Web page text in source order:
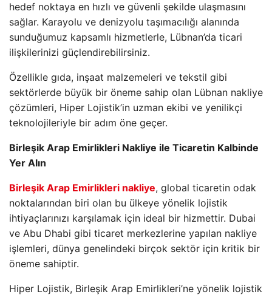
hedef noktaya en hızlı ve güvenli şekilde ulaşmasını
sağlar. Karayolu ve denizyolu taşımacılığı alanında
sunduğumuz kapsamlı hizmetlerle, Lübnan’da ticari
ilişkilerinizi güçlendirebilirsiniz.
Özellikle gıda, inşaat malzemeleri ve tekstil gibi
sektörlerde büyük bir öneme sahip olan Lübnan nakliye
çözümleri, Hiper Lojistik’in uzman ekibi ve yenilikçi
teknolojileriyle bir adım öne geçer.
Birleşik Arap Emirlikleri Nakliye ile Ticaretin Kalbinde
Yer Alın
Birleşik Arap Emirlikleri nakliye, global ticaretin odak
noktalarından biri olan bu ülkeye yönelik lojistik
ihtiyaçlarınızı karşılamak için ideal bir hizmettir. Dubai
ve Abu Dhabi gibi ticaret merkezlerine yapılan nakliye
işlemleri, dünya genelindeki birçok sektör için kritik bir
öneme sahiptir.
Hiper Lojistik, Birleşik Arap Emirlikleri’ne yönelik lojistik